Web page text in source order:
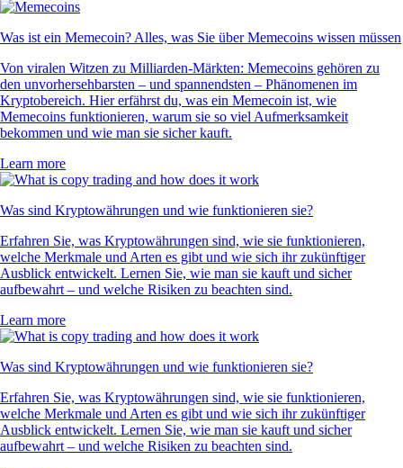
Was ist ein Memecoin? Alles, was Sie über Memecoins wissen müssen
Von viralen Witzen zu Milliarden-Märkten: Memecoins gehören zu
den unvorhersehbarsten – und spannendsten – Phänomenen im
Kryptobereich. Hier erfährst du, was ein Memecoin ist, wie
Memecoins funktionieren, warum sie so viel Aufmerksamkeit
bekommen und wie man sie sicher kauft.
Learn more
Was sind Kryptowährungen und wie funktionieren sie?
Erfahren Sie, was Kryptowährungen sind, wie sie funktionieren,
welche Merkmale und Arten es gibt und wie sich ihr zukünftiger
Ausblick entwickelt. Lernen Sie, wie man sie kauft und sicher
aufbewahrt – und welche Risiken zu beachten sind.
Learn more
Was sind Kryptowährungen und wie funktionieren sie?
Erfahren Sie, was Kryptowährungen sind, wie sie funktionieren,
welche Merkmale und Arten es gibt und wie sich ihr zukünftiger
Ausblick entwickelt. Lernen Sie, wie man sie kauft und sicher
aufbewahrt – und welche Risiken zu beachten sind.